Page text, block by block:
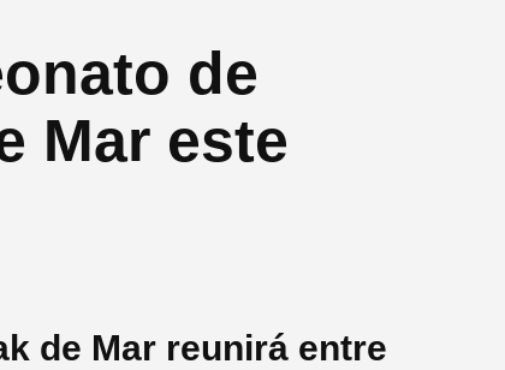
de
Mar este
de Mar reunirá entre